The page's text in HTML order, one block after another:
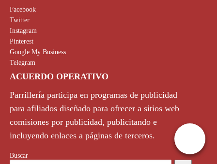
Facebook
Twitter
Instagram
Pinterest
Google My Business
Telegram
ACUERDO OPERATIVO
Parrillería participa en programas de publicidad
para afiliados diseñado para ofrecer a sitios web
comisiones por publicidad, publicitando e
incluyendo enlaces a páginas de terceros.
Buscar